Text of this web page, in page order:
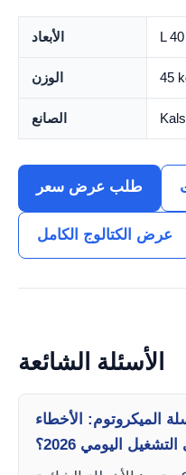
الأبعاد L
الوزن 45
الصانع
طلب عرض سعر
عرض الكتالوج الكامل
الأسئلة الشائعة
الميكروتوم: الأخطاء
اليومي 2026؟